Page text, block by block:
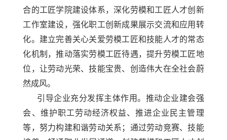
合的工匠学院建设体系，深化劳模和工匠人才创新
工作室建设，强化职工创新成果展示交流和应用转
化。建立完善关心关爱劳模工匠和技能人才的常态
化机制，推动落实劳模工匠待遇，提升劳模工匠地
位，让劳动光荣、技能宝贵、创造伟大在全社会蔚
然成风。
引导企业充分发挥主体作用。推动企业建会强
会、维护职工劳动经济权益、推进企业民主管理
等，努力构建和谐劳动关系；通过劳动竞赛、技能